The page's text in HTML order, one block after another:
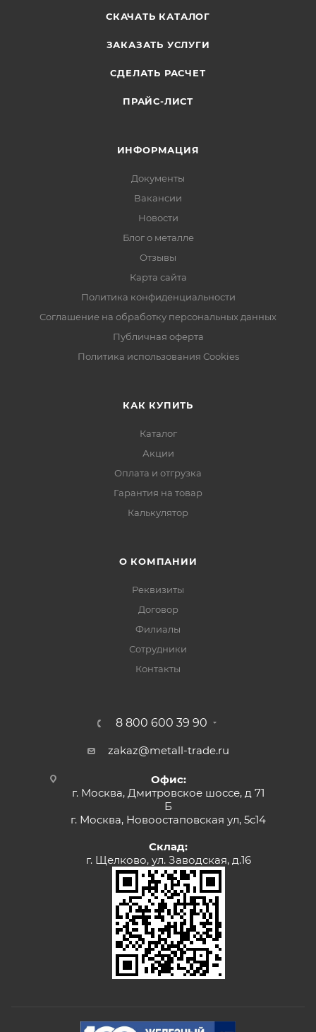
СКАЧАТЬ КАТАЛОГ
ЗАКАЗАТЬ УСЛУГИ
СДЕЛАТЬ РАСЧЕТ
ПРАЙС-ЛИСТ
ИНФОРМАЦИЯ
Документы
Вакансии
Новости
Блог о металле
Отзывы
Карта сайта
Политика конфиденциальности
Соглашение на обработку персональных данных
Публичная оферта
Политика использования Cookies
КАК КУПИТЬ
Каталог
Акции
Оплата и отгрузка
Гарантия на товар
Калькулятор
О КОМПАНИИ
Реквизиты
Договор
Филиалы
Сотрудники
Контакты
8 800 600 39 90
zakaz@metall-trade.ru
Офис:
г. Москва, Дмитровское шоссе, д 71
Б
г. Москва, Новоостаповская ул, 5с14
Склад:
г. Щелково, ул. Заводская, д.16